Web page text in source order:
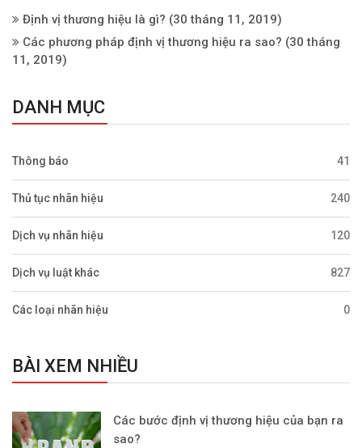
Định vị thương hiệu là gì? (30 tháng 11, 2019)
Các phương pháp định vị thương hiệu ra sao? (30 tháng
11, 2019)
DANH MỤC
Thông báo 41
Thủ tục nhãn hiệu 240
Dịch vụ nhãn hiệu 120
Dịch vụ luật khác 827
Các loại nhãn hiệu 0
BÀI XEM NHIỀU
Các bước định vị thương hiệu của bạn ra
sao?